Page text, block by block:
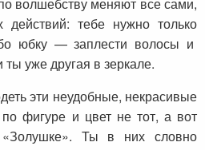
волшебству меняют все сами,
действий: тебе нужно только
юбку — заплести волосы и
уже другая в зеркале.
эти неудобные, некрасивые
фигуре и цвет не тот, а вот
Ты в них словно